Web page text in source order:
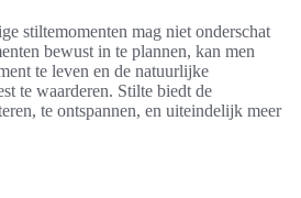
stiltemomenten mag niet onderschat
bewust in te plannen, kan men
te leven en de natuurlijke
te waarderen. Stilte biedt de
te ontspannen, en uiteindelijk meer